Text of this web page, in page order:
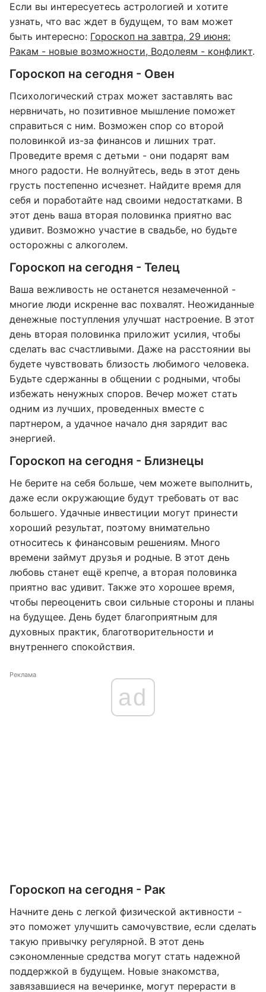
Если вы интересуетесь астрологией и хотите
узнать, что вас ждет в будущем, то вам может
быть интересно: Гороскоп на завтра, 29 июня:
Ракам - новые возможности, Водолеям - конфликт.
Гороскоп на сегодня - Овен
Психологический страх может заставлять вас
нервничать, но позитивное мышление поможет
справиться с ним. Возможен спор со второй
половинкой из-за финансов и лишних трат.
Проведите время с детьми - они подарят вам
много радости. Не волнуйтесь, ведь в этот день
грусть постепенно исчезнет. Найдите время для
себя и поработайте над своими недостатками. В
этот день ваша вторая половинка приятно вас
удивит. Возможно участие в свадьбе, но будьте
осторожны с алкоголем.
Гороскоп на сегодня - Телец
Ваша вежливость не останется незамеченной -
многие люди искренне вас похвалят. Неожиданные
денежные поступления улучшат настроение. В этот
день вторая половинка приложит усилия, чтобы
сделать вас счастливыми. Даже на расстоянии вы
будете чувствовать близость любимого человека.
Будьте сдержанны в общении с родными, чтобы
избежать ненужных споров. Вечер может стать
одним из лучших, проведенных вместе с
партнером, а удачное начало дня зарядит вас
энергией.
Гороскоп на сегодня - Близнецы
Не берите на себя больше, чем можете выполнить,
даже если окружающие будут требовать от вас
большего. Удачные инвестиции могут принести
хороший результат, поэтому внимательно
относитесь к финансовым решениям. Много
времени займут друзья и родные. В этот день
любовь станет ещё крепче, а вторая половинка
приятно вас удивит. Также это хорошее время,
чтобы переоценить свои сильные стороны и планы
на будущее. День будет благоприятным для
духовных практик, благотворительности и
внутреннего спокойствия.
Реклама
ad
Гороскоп на сегодня - Рак
Начните день с легкой физической активности -
это поможет улучшить самочувствие, если сделать
такую привычку регулярной. В этот день
сэкономленные средства могут стать надежной
поддержкой в будущем. Новые знакомства,
завязавшиеся на вечеринке, могут перерасти в